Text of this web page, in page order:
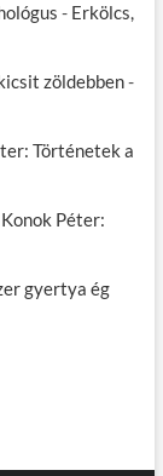
- Erkölcs,
zöldebben-
Történetek a
Péter:
gyertya ég